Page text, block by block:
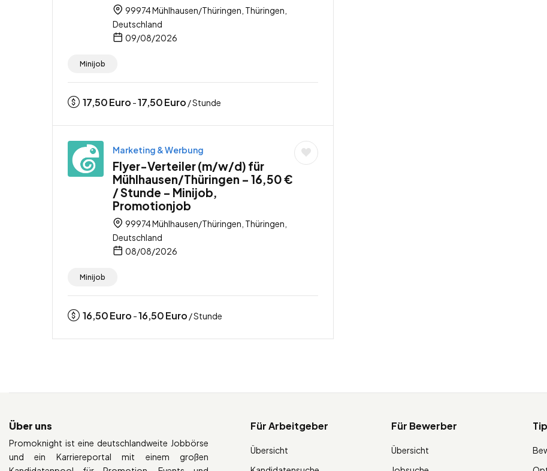
99974 Mühlhausen/Thüringen, Thüringen,
Deutschland
09/08/2026
Minijob
17,50Euro -17,50Euro / Stunde
Marketing & Werbung
Flyer-Verteiler (m/w/d) für
Mühlhausen/Thüringen – 16,50 €
/ Stunde – Minijob,
Promotionjob
99974 Mühlhausen/Thüringen, Thüringen,
Deutschland
08/08/2026
Minijob
16,50Euro -16,50Euro / Stunde
Über uns
Promoknight ist eine deutschlandweite Jobbörse
und ein Karriereportal mit einem großen
Für Arbeitgeber
Übersicht
Für Bewerber
Übersicht